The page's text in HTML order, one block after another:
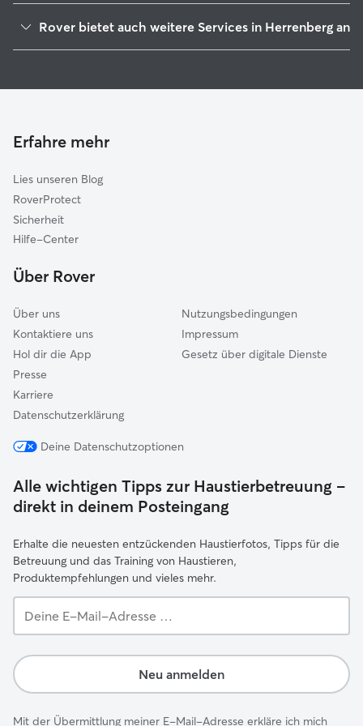
Aidlingen
Holzgerlingen
Sindelfingen
Althengstett
Weil im Schönbuch
Schönaich
Rover bietet auch weitere Services in Herrenberg an
Hundekindergarten in Herrenberg
Erfahre mehr
Lies unseren Blog
RoverProtect
Sicherheit
Hilfe-Center
Über Rover
Über uns
Kontaktiere uns
Hol dir die App
Presse
Karriere
Datenschutzerklärung
Nutzungsbedingungen
Impressum
Gesetz über digitale Dienste
Deine Datenschutzoptionen
Alle wichtigen Tipps zur Haustierbetreuung –
direkt in deinem Posteingang
Erhalte die neuesten entzückenden Haustierfotos, Tipps für die
Betreuung und das Training von Haustieren,
Produktempfehlungen und vieles mehr.
E-
Adresse …
Neu anmelden
Mit der Übermittlung meiner E-Mail-Adresse erkläre ich mich